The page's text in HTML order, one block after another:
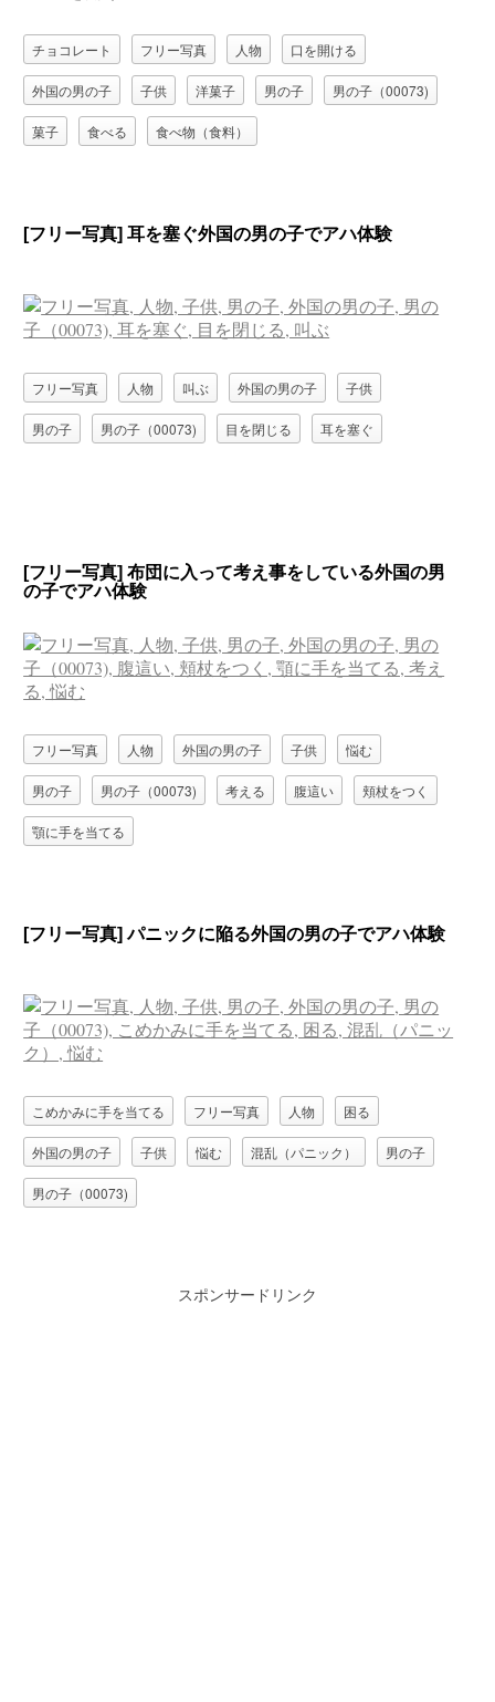
チョコレート フリー写真 人物 口を開ける
外国の男の子 子供 洋菓子 男の子 男の子（00073)
菓子 食べる 食べ物（食料）
[フリー写真] 耳を塞ぐ外国の男の子でアハ体験
フリー写真 人物 叫ぶ 外国の男の子 子供
男の子 男の子（00073) 目を閉じる 耳を塞ぐ
[フリー写真] 布団に入って考え事をしている外国の男
の子でアハ体験
フリー写真 人物 外国の男の子 子供 悩む
男の子 男の子（00073) 考える 腹這い 頬杖をつく
顎に手を当てる
[フリー写真] パニックに陥る外国の男の子でアハ体験
こめかみに手を当てる フリー写真 人物 困る
外国の男の子 子供 悩む 混乱（パニック） 男の子
男の子（00073)
スポンサードリンク